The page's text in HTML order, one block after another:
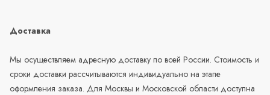
Доставка
Мы осуществляем адресную доставку по всей России. Стоимость и
сроки доставки рассчитываются индивидуально на этапе
оформления заказа. Для Москвы и Московской области доступна